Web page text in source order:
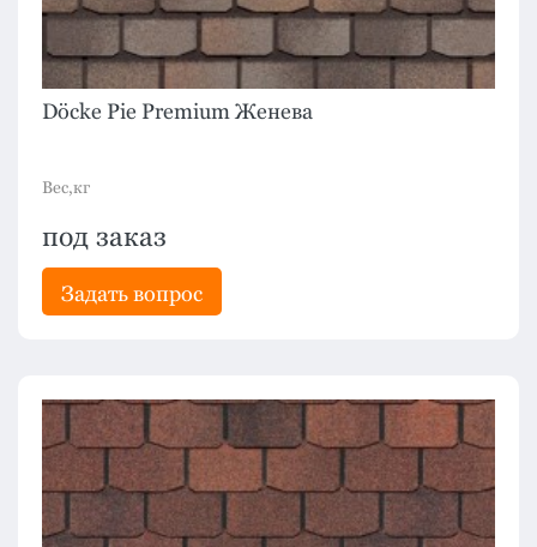
Döcke Pie Premium Женева
Вес,кг
под заказ
Задать вопрос